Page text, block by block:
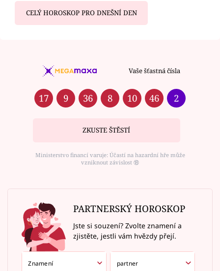
CELÝ HOROSKOP PRO DNEŠNÍ DEN
Vaše šťastná čísla
17 9 36 8 10 46 2
ZKUSTE ŠTĚSTÍ
Ministerstvo financí varuje: Účastí na hazardní hře může
vzniknout závislost ⑱
PARTNERSKÝ HOROSKOP
Jste si souzení? Zvolte znamení a
zjistěte, jestli vám hvězdy přejí.